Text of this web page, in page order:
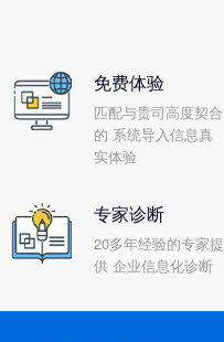
免费体验
匹配与贵司高度契合
的 系统导入信息真
实体验
专家诊断
20多年经验的专家提
供 企业信息化诊断